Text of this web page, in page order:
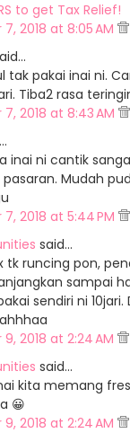
to get Tax Relief!
2018 at 8:05 AM
tak pakai inai ni.
Tiba2 rasa
2018 at 8:43 AM
inai ni cantik
Mudah
2018 at 5:44 PM
said…
tk runcing pon,
sampai
sendiri ni
2018 at 2:24 AM
said…
kita memang
😀
2018 at 2:24 AM